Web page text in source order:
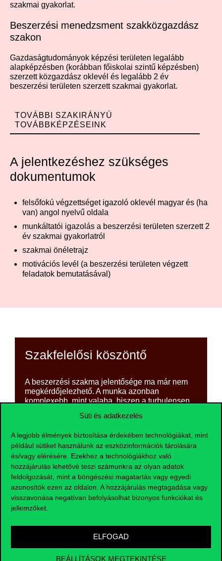
Süti és adatkezelés
A legjobb élmények biztosítása érdekében technológiákat, mint
például sütiket használunk az eszközinformációk tárolására
és/vagy elérésére. Ezekhez a technológiákhoz való
hozzájárulás lehetővé teszi számunkra az olyan adatok
feldolgozását, mint a böngészési magatartás vagy egyedi
azonosítók ezen az oldalon. A hozzájárulás megtagadása vagy
visszavonása negatívan befolyásolhat bizonyos funkciókat és
jellemzőket.
ELFOGAD
BEÁLLÍTÁSOK MEGTEKINTÉSE
szakmai gyakorlat.
Beszerzési menedzsment szakközgazdász
szakon
Gazdaságtudományok képzési területen legalább
alapképzésben (korábban főiskolai szintű képzésben)
szerzett közgazdász oklevél és legalább 2 év
beszerzési területen szerzett szakmai gyakorlat.
TOVÁBBI SZAKIRÁNYÚ
TOVÁBBKÉPZÉSEINK
A jelentkezéshez szükséges
dokumentumok
felsőfokú végzettséget igazoló oklevél magyar és (ha
van) angol nyelvű oldala
munkáltatói igazolás a beszerzési területen szerzett 2
év szakmai gyakorlatról
szakmai önéletrajz
motivációs levél (a beszerzési területen végzett
feladatok bemutatásával)
Szakfelelősi köszöntő
A beszerzési szakma jelentősége ma már nem
megkérdőjelezhető. A munka azonban
komplexebb, mint valaha, hiszen a turbulensen
lehetőségek is átalakulnak. A képzés célja, hogy
megoldásokról, s segítsen rendszerezni a
rendelkezésre álló ismereteket. Hiszünk abban
is, hogy a beszerzés olyan szakma, amely jól
csak másokkal együtt végezhető. Szeretnénk
ezért azt is támogatni, hogy a résztvevők
szakmai kapcsolatrendszere is bővüljön.